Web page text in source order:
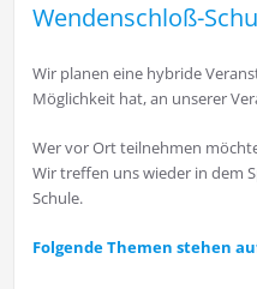
Wendenschloß-
Wir planen eine hybride
Möglichkeit hat, an unserer
Wer vor Ort teilnehmen
Wir treffen uns wieder in dem
Schule.
Folgende Themen stehen